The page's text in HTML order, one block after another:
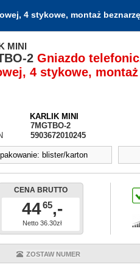
4 stykowe, montaż
MINI
2 Gniazdo
4 stykowe,
KARLIK MINI
7MGTBO-2
5903672010245
blister/karton
CENA BRUTTO
4465,-
Netto 36.30zł
ZOSTAW NUMER